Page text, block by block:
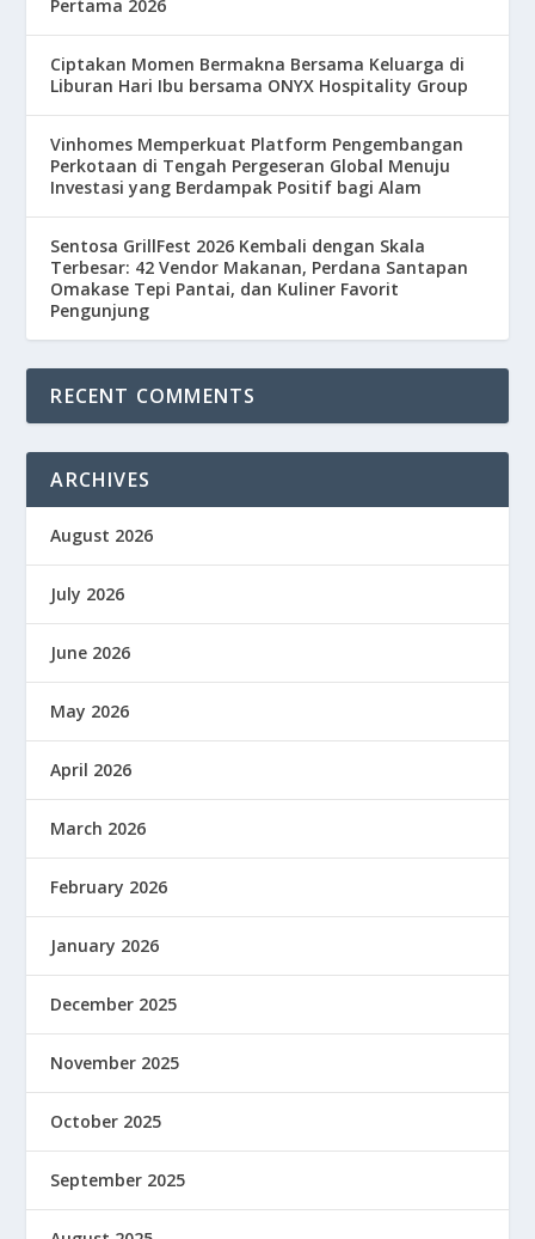
Pertama 2026
Ciptakan Momen Bermakna Bersama Keluarga di
Liburan Hari Ibu bersama ONYX Hospitality Group
Vinhomes Memperkuat Platform Pengembangan
Perkotaan di Tengah Pergeseran Global Menuju
Investasi yang Berdampak Positif bagi Alam
Sentosa GrillFest 2026 Kembali dengan Skala
Terbesar: 42 Vendor Makanan, Perdana Santapan
Omakase Tepi Pantai, dan Kuliner Favorit
Pengunjung
RECENT COMMENTS
ARCHIVES
August 2026
July 2026
June 2026
May 2026
April 2026
March 2026
February 2026
January 2026
December 2025
November 2025
October 2025
September 2025